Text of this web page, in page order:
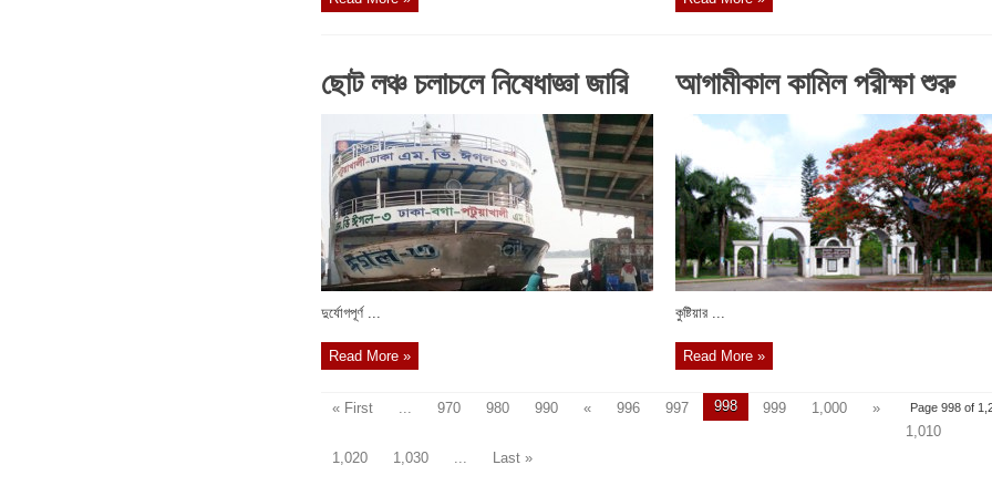
ছোট লঞ্চ চলাচলে নিষেধাজ্ঞা জারি
দুর্যোগপূর্ণ ...
Read More »
আগামীকাল কামিল পরীক্ষা শুরু
কুষ্টিয়ার ...
Read More »
Page 998 of
« First ... 970 980 990 « 996 997 998 999 1,000
»
1,010
1,020
1,030 ... Last »